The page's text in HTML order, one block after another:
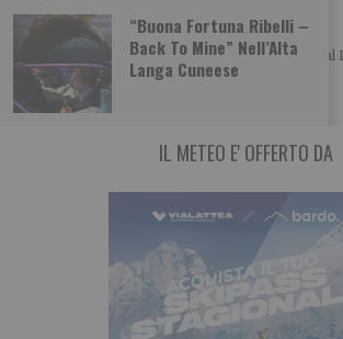
“Buona Fortuna Ribelli –
Back To Mine” Nell’Alta
Langa Cuneese
L’importanza del centro in politica
Merlo, Nallo e Giachino a confronto Bel convegno
organizzato dalla UDC torinese
IL METEO E' OFFERTO DA